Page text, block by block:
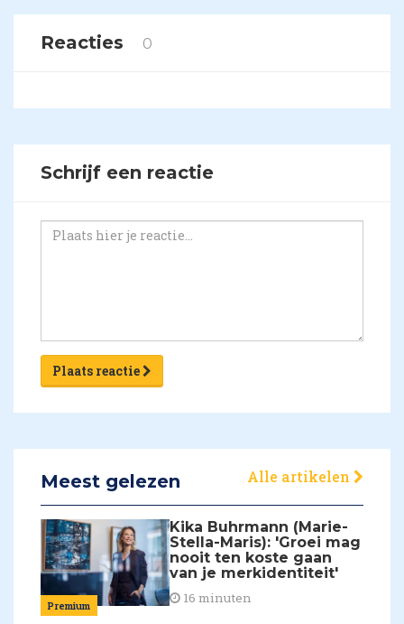
Reacties 0
Schrijf een reactie
Plaats reactie
Meest gelezen Alle artikelen
Premium
Kika Buhrmann (Marie-
Stella-Maris): 'Groei mag
nooit ten koste gaan
van je merkidentiteit'
16 minuten